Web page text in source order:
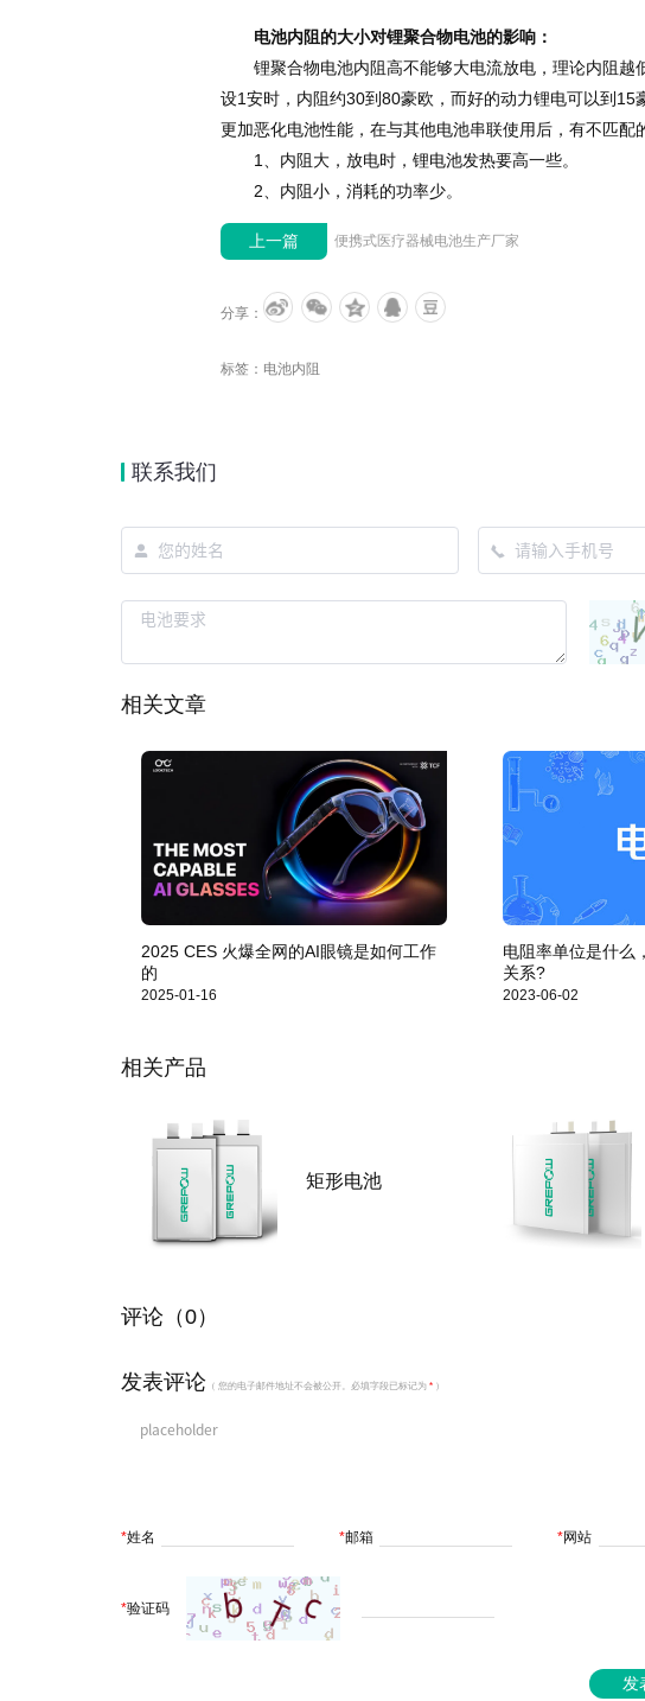
电池内阻的大小对锂聚合物电池的影响：
锂聚合物电池内阻高不能够大电流放电，理论内阻越
设1安时，内阻约30到80豪欧，而好的动力锂电可以到
更加恶化电池性能，在与其他电池串联使用后，有不匹配
1、内阻大，放电时，锂电池发热要高一些。
2、内阻小，消耗的功率少。
上一篇 便携式医疗器械电池生产厂家
分享：
标签： 电池内阻
联系我们
相关文章
2025 CES 火爆全网的AI眼镜是如何工作
的
2025-01-16
电阻率单位是什么
关系?
2023-06-02
相关产品
矩形电池
评论（0）
发表评论 （ 您的电子邮件地址不会被公开。必填字段已标记为 *）
*姓名 *邮箱 *网站
*验证码
发